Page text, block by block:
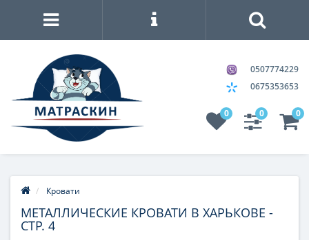
0507774229
0675353653
0 0 0
Кровати
МЕТАЛЛИЧЕСКИЕ КРОВАТИ В ХАРЬКОВЕ -
СТР. 4